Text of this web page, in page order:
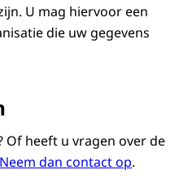
U mag hiervoor een
die uw gegevens
Of heeft u vragen over de
Neem dan contact op.